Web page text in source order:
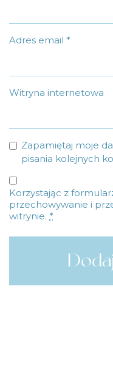
Adres email *
Witryna internetowa
Zapamiętaj moje
pisania kolejnych
Korzystając z
przechowywanie i
witrynie. *